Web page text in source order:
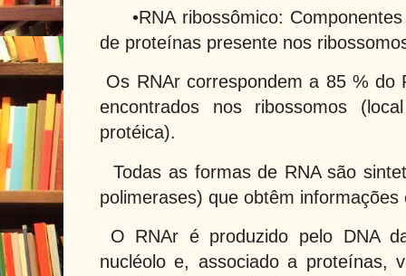
•RNA ribossômico:
de proteínas presente nos
Os RNAr correspondem a 85 % do
encontrados nos ribossomos
protéica).
Todas as formas de RNA são
polimerases) que obtêm
O RNAr é produzido pelo DNA
nucléolo e, associado a proteínas,